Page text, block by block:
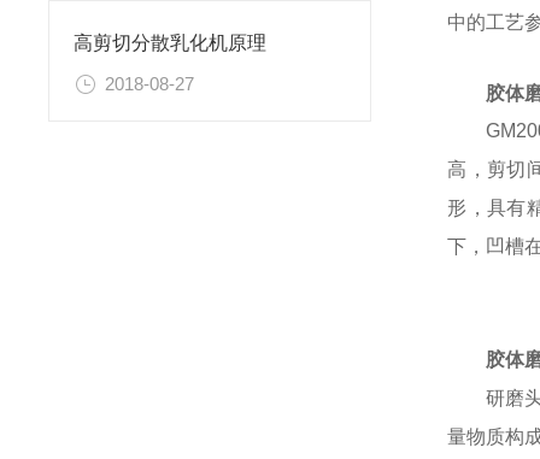
高剪切分散乳化机原理
2018-08-27
中的工艺
胶体
高，剪切
形，具有
下，凹槽
胶体
研磨
量物质构